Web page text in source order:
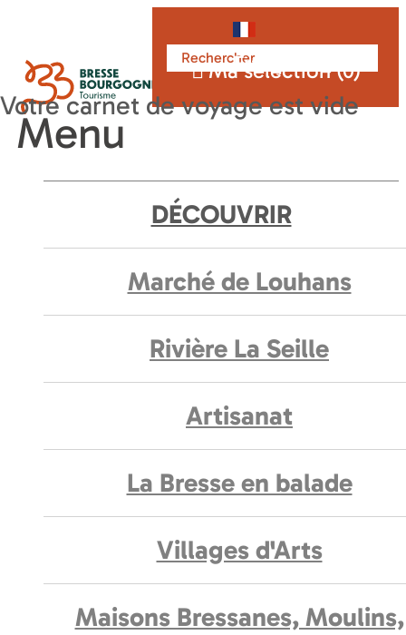
Français
Ma sélection (0)
Menu
DÉCOUVRIR
Marché de Louhans
Rivière La Seille
Artisanat
La Bresse en balade
Villages d'Arts
Maisons Bressanes, Moulins,